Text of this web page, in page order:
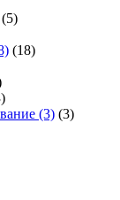
(5)
(18)
(3) (3)